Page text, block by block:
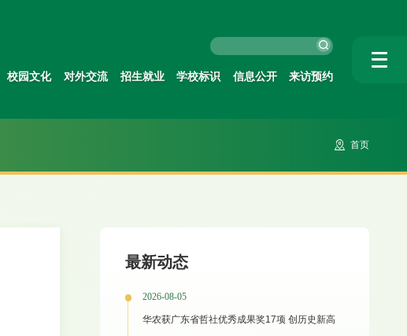
校园文化 对外交流 招生就业 学校标识 信息公开 来访预约
首页
最新动态
2026-08-05
华农获广东省哲社优秀成果奖17项 创历史新高